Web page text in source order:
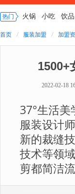
热门 火锅 小吃 饮品
首页 服装加盟 加盟
1500+
2022-02-18
37°生活
服装设计
新的裁缝
技术等领
剪都简洁